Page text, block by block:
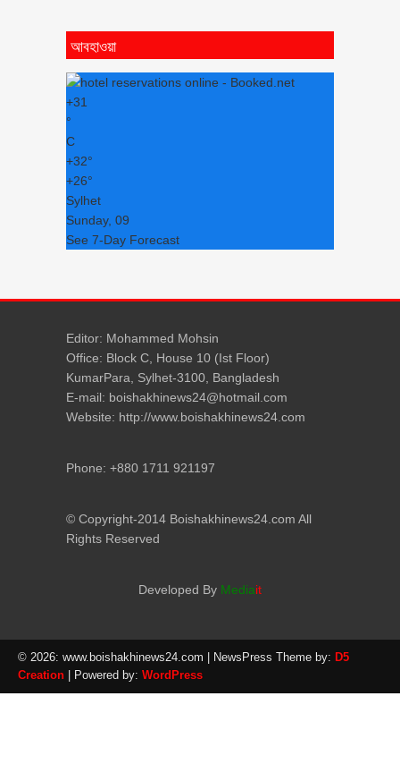
আবহাওয়া
+31
°
C
+32°
+26°
Sylhet
Sunday, 09
See 7-Day Forecast
Editor: Mohammed Mohsin
Office: Block C, House 10 (Ist Floor)
KumarPara, Sylhet-3100, Bangladesh
E-mail: boishakhinews24@hotmail.com
Website: http://www.boishakhinews24.com
Phone: +880 1711 921197
© Copyright-2014 Boishakhinews24.com All
Rights Reserved
Developed By Mediait
© 2026: www.boishakhinews24.com | NewsPress Theme by: D5
Creation | Powered by: WordPress